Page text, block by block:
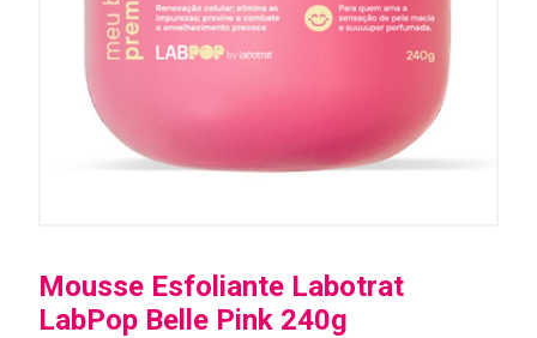
Mousse Esfoliante Labotrat
LabPop Belle Pink 240g